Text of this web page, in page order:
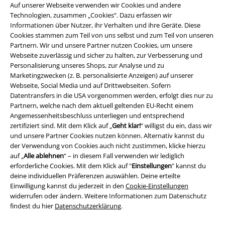
Auf unserer Webseite verwenden wir Cookies und andere
Technologien, zusammen „Cookies“. Dazu erfassen wir
Informationen über Nutzer, ihr Verhalten und ihre Geräte. Diese
Cookies stammen zum Teil von uns selbst und zum Teil von unseren
Partnern. Wir und unsere Partner nutzen Cookies, um unsere
Webseite zuverlässig und sicher zu halten, zur Verbesserung und
Personalisierung unseres Shops, zur Analyse und zu
Marketingzwecken (z. B. personalisierte Anzeigen) auf unserer
Webseite, Social Media und auf Drittwebseiten. Sofern
Datentransfers in die USA vorgenommen werden, erfolgt dies nur zu
Partnern, welche nach dem aktuell geltenden EU-Recht einem
Angemessenheitsbeschluss unterliegen und entsprechend
zertifiziert sind. Mit dem Klick auf „Geht klar!“ willigst du ein, dass wir
und unsere Partner Cookies nutzen können. Alternativ kannst du
der Verwendung von Cookies auch nicht zustimmen, klicke hierzu
auf „Alle ablehnen“ – in diesem Fall verwenden wir lediglich
erforderliche Cookies. Mit dem Klick auf "Einstellungen" kannst du
deine individuellen Präferenzen auswählen. Deine erteilte
Einwilligung kannst du jederzeit in den Cookie-Einstellungen
widerrufen oder ändern. Weitere Informationen zum Datenschutz
findest du hier Datenschutzerklärung.
19,99 €
Mark of the Tiger Spiral
24,99 €
Phoenix Arisen
Spiral
Langarmshirt